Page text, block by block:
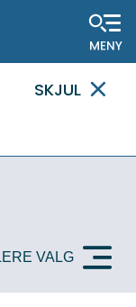
SKJUL
VALG